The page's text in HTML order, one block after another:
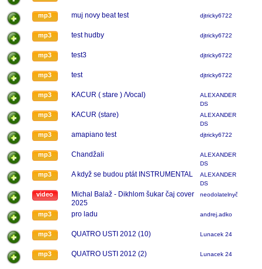
mp3 muj novy beat test djtricky6722
mp3 test hudby djtricky6722
mp3 test3 djtricky6722
mp3 test djtricky6722
mp3 KACUR ( stare ) /Vocal)
ALEXANDER
DS
mp3 KACUR (stare)
ALEXANDER
DS
mp3 amapiano test djtricky6722
mp3 Chandžali
ALEXANDER
DS
mp3 A když se budou ptát INSTRUMENTAL
ALEXANDER
DS
video
Michal Balaž - Dikhlom šukar čaj cover
2025
neodolatelnyčavo
mp3 pro ladu andrej.adko
mp3 QUATRO USTI 2012 (10) Lunacek 24
mp3 QUATRO USTI 2012 (2) Lunacek 24